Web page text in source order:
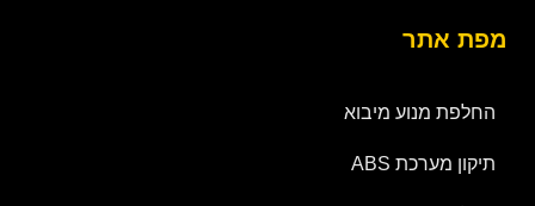
מפת אתר
החלפת מנוע מיבוא
תיקון מערכת ABS